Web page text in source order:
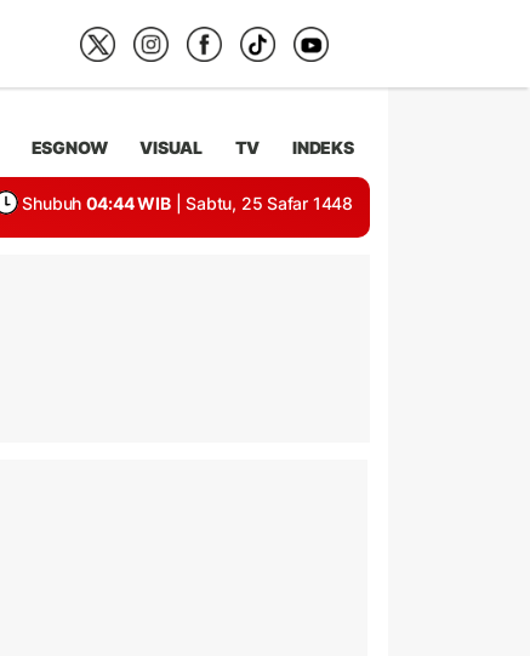
ESGNOW VISUAL TV INDEKS
Shubuh 04:44 WIB | Sabtu, 25 Safar 1448